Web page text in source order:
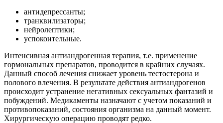
антидепрессанты;
транквилизаторы;
нейролептики;
успокоительные.
Интенсивная антиандрогенная терапия, т.е. применение
гормональных препаратов, проводится в крайних случаях.
Данный способ лечения снижает уровень тестостерона и
полового влечения. В результате действия антиандрогенов
происходит устранение негативных сексуальных фантазий и
побуждений. Медикаменты назначают с учетом показаний и
противопоказаний, состояния организма на данный момент.
Хирургическую операцию проводят редко.